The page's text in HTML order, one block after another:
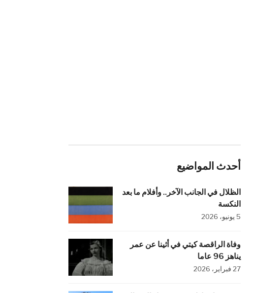
أحدث المواضيع
الظلال في الجانب الآخر.. وأفلام ما بعد
النكسة
5 يونيو، 2026
وفاة الراقصة كيتي في أثينا عن عمر
يناهز 96 عاما
27 فبراير، 2026